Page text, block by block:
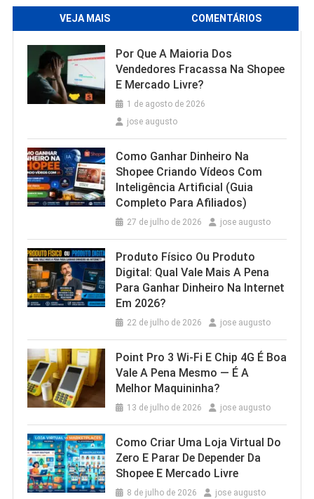
VEJA MAIS COMENTÁRIOS
Por Que A Maioria Dos
Vendedores Fracassa Na Shopee
E Mercado Livre?
1 de agosto de 2026
jose augusto
Como Ganhar Dinheiro Na
Shopee Criando Vídeos Com
Inteligência Artificial (Guia
Completo Para Afiliados)
27 de julho de 2026 jose augusto
Produto Físico Ou Produto
Digital: Qual Vale Mais A Pena
Para Ganhar Dinheiro Na Internet
Em 2026?
22 de julho de 2026 jose augusto
Point Pro 3 Wi‑Fi E Chip 4G É Boa
Vale A Pena Mesmo — É A
Melhor Maquininha?
13 de julho de 2026 jose augusto
Como Criar Uma Loja Virtual Do
Zero E Parar De Depender Da
Shopee E Mercado Livre
8 de julho de 2026 jose augusto